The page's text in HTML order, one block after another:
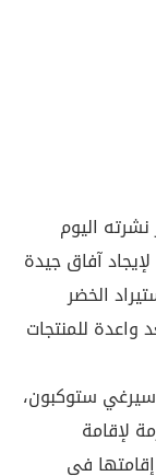
اليوم
آفاق جيدة
الخضر
واعدة للمنتجات
سيرغي ستوكبون،
لإقامة
في